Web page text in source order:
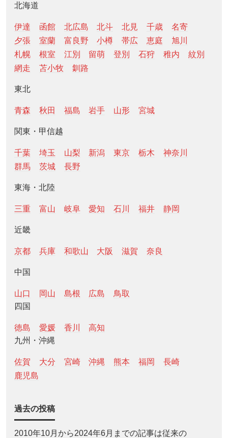
北海道
伊達 函館 北広島 北斗 北見 千歳
名寄
夕張
室蘭 富良野 小樽 帯広 恵庭
旭川
札幌
根室 江別 留萌 登別 石狩 稚内
紋別
網走
苫小牧 釧路
東北
青森 秋田 福島 岩手 山形 宮城
関東・甲信越
千葉 埼玉 山梨 新潟 東京 栃木
神奈川
群馬
茨城 長野
東海・北陸
三重 富山 岐阜 愛知 石川 福井 静岡
近畿
京都 兵庫 和歌山 大阪 滋賀 奈良
中国
山口 岡山 島根 広島
鳥取
四国
徳島 愛媛 香川
高知
九州・沖縄
佐賀 大分 宮崎 沖縄 熊本 福岡
長崎
鹿児島
過去の投稿
2010年10月から2024年6月までの記事は従来の